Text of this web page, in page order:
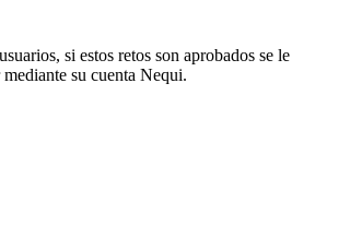
si estos retos son aprobados se le
su cuenta Nequi.